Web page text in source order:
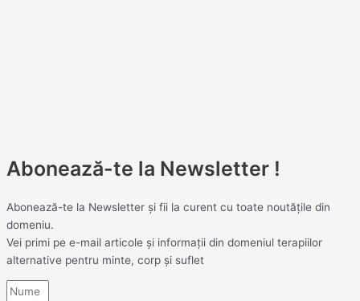
Abonează-te la Newsletter !
Abonează-te la Newsletter și fii la curent cu toate noutățile din
domeniu.
Vei primi pe e-mail articole și informații din domeniul terapiilor
alternative pentru minte, corp și suflet